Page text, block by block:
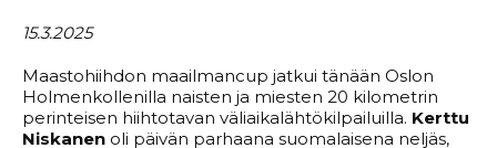
15.3.2025
Maastohiihdon maailmancup jatkui tänään Oslon
Holmenkollenilla naisten ja miesten 20 kilometrin
perinteisen hiihtotavan väliaikalähtökilpailuilla. Kerttu
Niskanen oli päivän parhaana suomalaisena neljäs,